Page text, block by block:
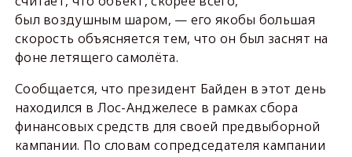
был воздушным шаром, — его якобы большая
скорость объясняется тем, что он был заснят на
фоне летящего самолёта.
Сообщается, что президент Байден в этот день
находился в Лос-Анджелесе в рамках сбора
финансовых средств для своей предвыборной
кампании. По словам сопредседателя кампании